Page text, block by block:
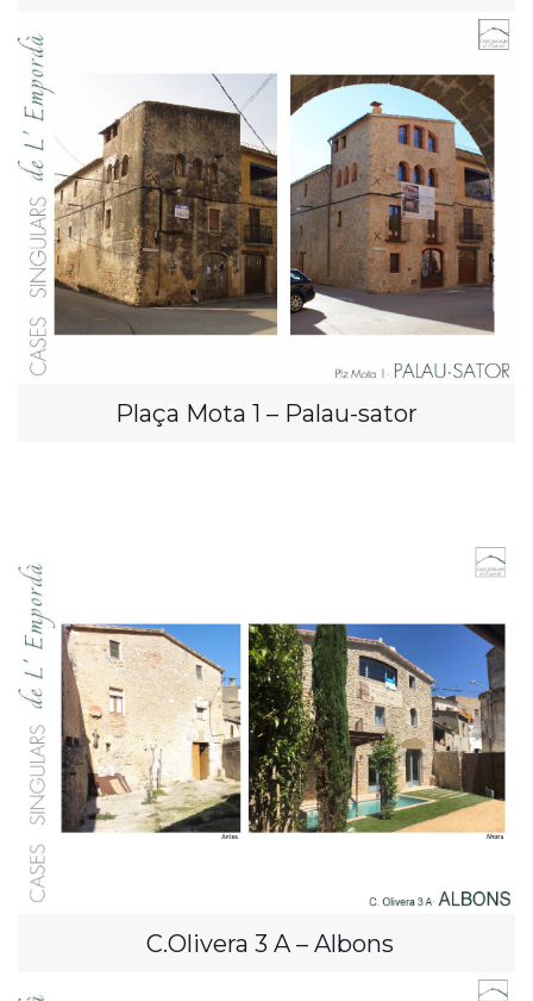
Plaça Mota 1 – Palau-sator
C.Olivera 3 A – Albons